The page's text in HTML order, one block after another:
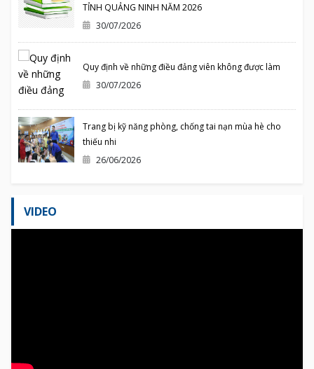
TỈNH QUẢNG NINH NĂM 2026
30/07/2026
Quy định về những điều đảng viên không được làm
30/07/2026
Trang bị kỹ năng phòng, chống tai nạn mùa hè cho
thiếu nhi
26/06/2026
VIDEO